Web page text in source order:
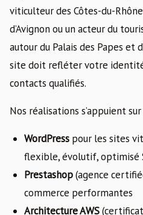
viticulteur des Côtes-du-
d’Avignon ou un acteur du
autour du Palais des Papes et
site doit refléter votre
contacts qualifiés.
Nos réalisations s’appuient sur
WordPress pour les sites
flexible, évolutif, optimisé
Prestashop(agence
commerce performantes
Architecture AWS